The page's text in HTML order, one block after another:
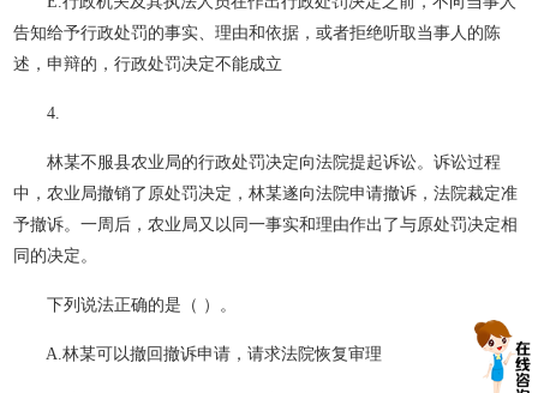
告知给予行政处罚的事实、理由和依据，或者拒绝听取当事人的陈
述，申辩的，行政处罚决定不能成立
4.
林某不服县农业局的行政处罚决定向法院提起诉讼。诉讼过程
中，农业局撤销了原处罚决定，林某遂向法院申请撤诉，法院裁定准
予撤诉。一周后，农业局又以同一事实和理由作出了与原处罚决定相
同的决定。
下列说法正确的是（ ）。
A.林某可以撤回撤诉申请，请求法院恢复审理